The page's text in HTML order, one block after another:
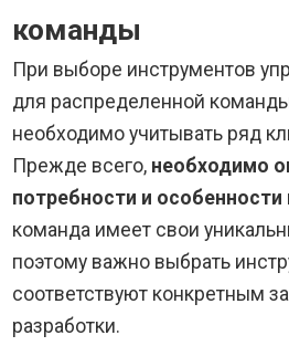
команды
При выборе инструментов
для распределенной
необходимо учитывать ряд
Прежде всего, необходимо
потребности и
команда имеет свои
поэтому важно выбрать
соответствуют конкретным
разработки.